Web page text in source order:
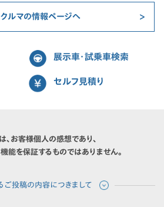
ルマの情報ページへ
展示車・試乗車検索
セルフ見積り
、お客様個人の感想であり、
能を保証するものではありません。